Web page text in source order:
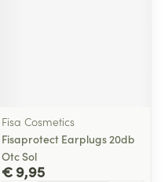
Fisa Cosmetics
Fisaprotect Earplugs 20db
Otc Sol
€ 9,95